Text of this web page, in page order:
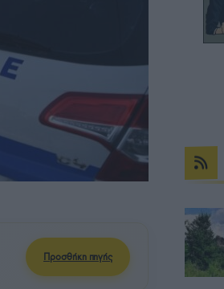
Προσθήκη πηγής